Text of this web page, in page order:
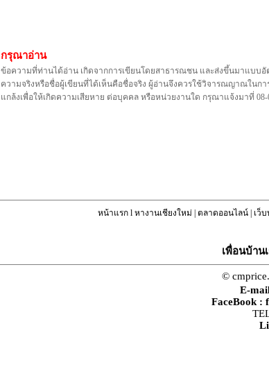
กรุณาอ่าน
ข้อความที่ท่านได้อ่าน เกิดจากการเขียนโดยสาธารณชน และส่งขึ้นมาแบบอั
ความจริงหรือชื่อผู้เขียนที่ได้เห็นคือชื่อจริง ผู้อ่านจึงควรใช้วิจารณญาณในก
แกล้งเพื่อให้เกิดความเสียหาย ต่อบุคคล หรือหน่วยงานใด กรุณาแจ้งมาที่
หน้าแรกl หางานเชียงใหม่ | ตลาดออนไลน์| เว็
เพื่อนบ้าน
©
E-
FaceBook :